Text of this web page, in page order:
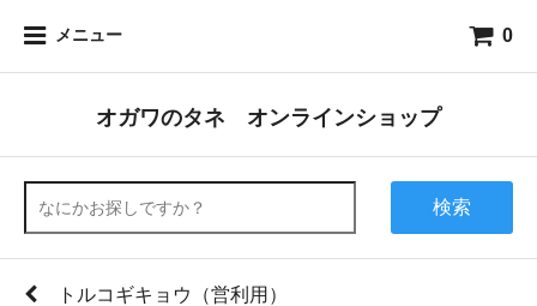
メニュー 0
オガワのタネ オンラインショップ
検索
トルコギキョウ（営利用）